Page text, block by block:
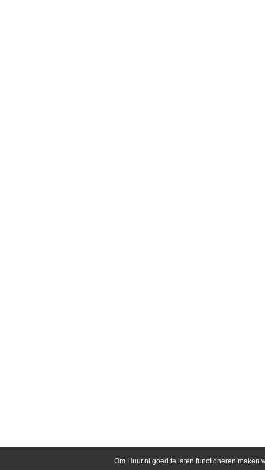
Om Huur.nl goed te laten functioneren maken